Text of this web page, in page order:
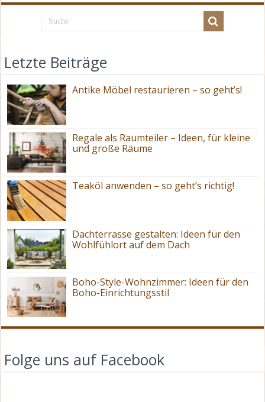
Letzte Beiträge
Antike Möbel restaurieren – so geht’s!
Regale als Raumteiler – Ideen, für kleine
und große Räume
Teaköl anwenden – so geht’s richtig!
Dachterrasse gestalten: Ideen für den
Wohlfühlort auf dem Dach
Boho-Style-Wohnzimmer: Ideen für den
Boho-Einrichtungsstil
Folge uns auf Facebook